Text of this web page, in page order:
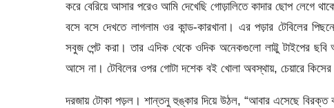
করে বেরিয়ে আসার পরেও আমি দেখেছি গোড়ালিতে কাদার ছোপ লেগে
বসে বসে দেখতে লাগলাম ওর কান্ড-কারখানা। এর পড়ার টেবিলের
সবুজ পেন্ট করা। তার এদিক থেকে ওদিক অনেকগুলো লাট্টু টাইপের
আসে না। টেবিলের ওপর গোটা দশেক বই খোলা অবস্থায়, চেয়ারে
দরজায় টোকা পড়ল। শান্তনু হুঙ্কার দিয়ে উঠল, “আবার এসেছে বিরক্ত